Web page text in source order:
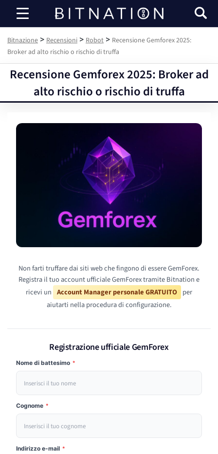
Bitnazione
Bitnazione > Recensioni > Robot > Recensione Gemforex 2025:
Broker ad alto rischio o rischio di truffa
Recensione Gemforex 2025: Broker ad
alto rischio o rischio di truffa
Non farti truffare dai siti web che fingono di essere GemForex.
Registra il tuo account ufficiale GemForex tramite Bitnation e
ricevi un Account Manager personale GRATUITO per
aiutarti nella procedura di configurazione.
Registrazione ufficiale GemForex
Nome di battesimo *
Cognome *
Indirizzo e-mail *